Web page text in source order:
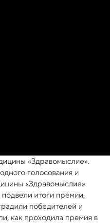
«Здравомыслие».
голосования и
«Здравомыслие»
итоги премии,
победителей и
как проходила премия в